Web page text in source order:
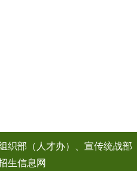
织部（人才办）、宣传统战部
生信息网